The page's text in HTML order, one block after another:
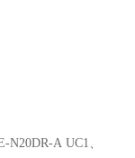
N20DR-A UC1、